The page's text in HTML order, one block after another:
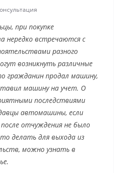
при покупке
нередко встречаются с
разного
возникнуть различные
гражданин продал машину,
машину на учет. О
последствиями
автомашины, если
отчуждения не было
делать для выхода из
можно узнать в